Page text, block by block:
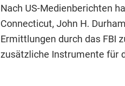
Nach US-Medienberichten
Connecticut, John H.
Ermittlungen durch das FBI
zusätzliche Instrumente für